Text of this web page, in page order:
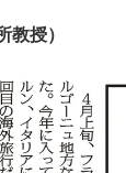
教授）